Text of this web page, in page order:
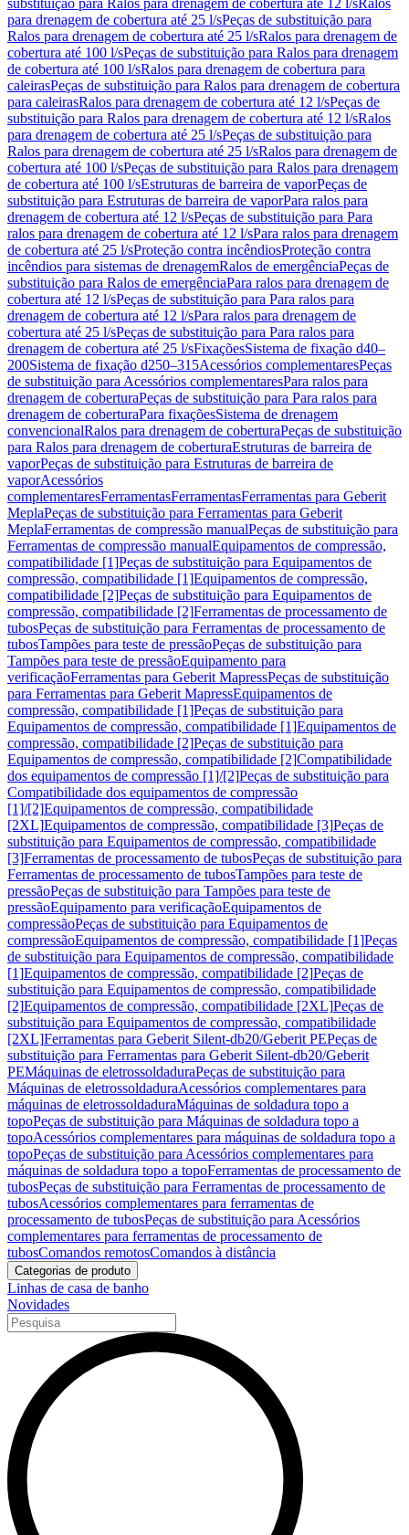
substituição para Ralos para drenagem de cobertura até 12 l/sRalos
para drenagem de cobertura até 25 l/sPeças de substituição para
Ralos para drenagem de cobertura até 25 l/sRalos para drenagem de
cobertura até 100 l/sPeças de substituição para Ralos para drenagem
de cobertura até 100 l/sRalos para drenagem de cobertura para
caleirasPeças de substituição para Ralos para drenagem de cobertura
para caleirasRalos para drenagem de cobertura até 12 l/sPeças de
substituição para Ralos para drenagem de cobertura até 12 l/sRalos
para drenagem de cobertura até 25 l/sPeças de substituição para
Ralos para drenagem de cobertura até 25 l/sRalos para drenagem de
cobertura até 100 l/sPeças de substituição para Ralos para drenagem
de cobertura até 100 l/sEstruturas de barreira de vaporPeças de
substituição para Estruturas de barreira de vaporPara ralos para
drenagem de cobertura até 12 l/sPeças de substituição para Para
ralos para drenagem de cobertura até 12 l/sPara ralos para drenagem
de cobertura até 25 l/sProteção contra incêndiosProteção contra
incêndios para sistemas de drenagemRalos de emergênciaPeças de
substituição para Ralos de emergênciaPara ralos para drenagem de
cobertura até 12 l/sPeças de substituição para Para ralos para
drenagem de cobertura até 12 l/sPara ralos para drenagem de
cobertura até 25 l/sPeças de substituição para Para ralos para
drenagem de cobertura até 25 l/sFixaçõesSistema de fixação d40–
200Sistema de fixação d250–315Acessórios complementaresPeças
de substituição para Acessórios complementaresPara ralos para
drenagem de coberturaPeças de substituição para Para ralos para
drenagem de coberturaPara fixaçõesSistema de drenagem
convencionalRalos para drenagem de coberturaPeças de substituição
para Ralos para drenagem de coberturaEstruturas de barreira de
vaporPeças de substituição para Estruturas de barreira de
vaporAcessórios
complementaresFerramentasFerramentasFerramentas para Geberit
MeplaPeças de substituição para Ferramentas para Geberit
MeplaFerramentas de compressão manualPeças de substituição para
Ferramentas de compressão manualEquipamentos de compressão,
compatibilidade [1]Peças de substituição para Equipamentos de
compressão, compatibilidade [1]Equipamentos de compressão,
compatibilidade [2]Peças de substituição para Equipamentos de
compressão, compatibilidade [2]Ferramentas de processamento de
tubosPeças de substituição para Ferramentas de processamento de
tubosTampões para teste de pressãoPeças de substituição para
Tampões para teste de pressãoEquipamento para
verificaçãoFerramentas para Geberit MapressPeças de substituição
para Ferramentas para Geberit MapressEquipamentos de
compressão, compatibilidade [1]Peças de substituição para
Equipamentos de compressão, compatibilidade [1]Equipamentos de
compressão, compatibilidade [2]Peças de substituição para
Equipamentos de compressão, compatibilidade [2]Compatibilidade
dos equipamentos de compressão [1]/[2]Peças de substituição para
Compatibilidade dos equipamentos de compressão
[1]/[2]Equipamentos de compressão, compatibilidade
[2XL]Equipamentos de compressão, compatibilidade [3]Peças de
substituição para Equipamentos de compressão, compatibilidade
[3]Ferramentas de processamento de tubosPeças de substituição para
Ferramentas de processamento de tubosTampões para teste de
pressãoPeças de substituição para Tampões para teste de
pressãoEquipamento para verificaçãoEquipamentos de
compressãoPeças de substituição para Equipamentos de
compressãoEquipamentos de compressão, compatibilidade [1]Peças
de substituição para Equipamentos de compressão, compatibilidade
[1]Equipamentos de compressão, compatibilidade [2]Peças de
substituição para Equipamentos de compressão, compatibilidade
[2]Equipamentos de compressão, compatibilidade [2XL]Peças de
substituição para Equipamentos de compressão, compatibilidade
[2XL]Ferramentas para Geberit Silent-db20/Geberit PEPeças de
substituição para Ferramentas para Geberit Silent-db20/Geberit
PEMáquinas de eletrossoldaduraPeças de substituição para
Máquinas de eletrossoldaduraAcessórios complementares para
máquinas de eletrossoldaduraMáquinas de soldadura topo a
topoPeças de substituição para Máquinas de soldadura topo a
topoAcessórios complementares para máquinas de soldadura topo a
topoPeças de substituição para Acessórios complementares para
máquinas de soldadura topo a topoFerramentas de processamento de
tubosPeças de substituição para Ferramentas de processamento de
tubosAcessórios complementares para ferramentas de
processamento de tubosPeças de substituição para Acessórios
complementares para ferramentas de processamento de
tubosComandos remotosComandos à distância
Categorias de produto
Linhas de casa de banho
Novidades